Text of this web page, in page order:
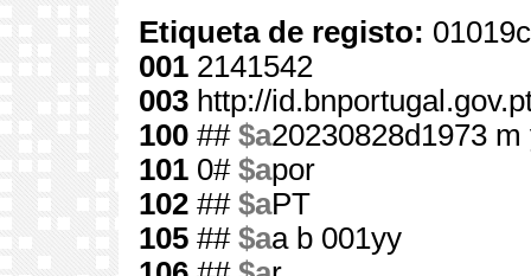
Etiqueta de registo:
001 2141542
003 http://
100 ## $a20230828d1973
101 0# $apor
102 ## $aPT
105 ## $aa b 001yy